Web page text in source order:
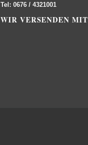
Tel: 0676 / 4321001
WIR VERSENDEN